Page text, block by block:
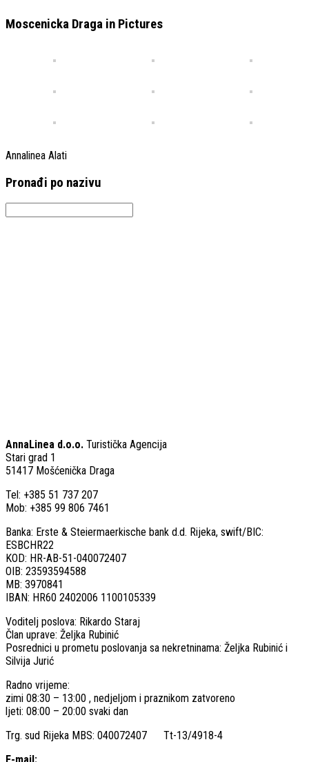
Moscenicka Draga in Pictures
Annalinea Alati
Pronađi po nazivu
AnnaLinea d.o.o. Turistička Agencija
Stari grad 1
51417 Mošćenička Draga
Tel: +385 51 737 207
Mob: +385 99 806 7461
Banka: Erste & Steiermaerkische bank d.d. Rijeka, swift/BIC:
ESBCHR22
KOD: HR-AB-51-040072407
OIB: 23593594588
MB: 3970841
IBAN: HR60 2402006 1100105339
Voditelj poslova: Rikardo Staraj
Član uprave: Željka Rubinić
Posrednici u prometu poslovanja sa nekretninama: Željka Rubinić i
Silvija Jurić
Radno vrijeme:
zimi 08:30 – 13:00 , nedjeljom i praznikom zatvoreno
ljeti: 08:00 – 20:00 svaki dan
Trg. sud Rijeka MBS: 040072407 Tt-13/4918-4